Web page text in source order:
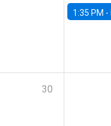
1:35 PM -
30